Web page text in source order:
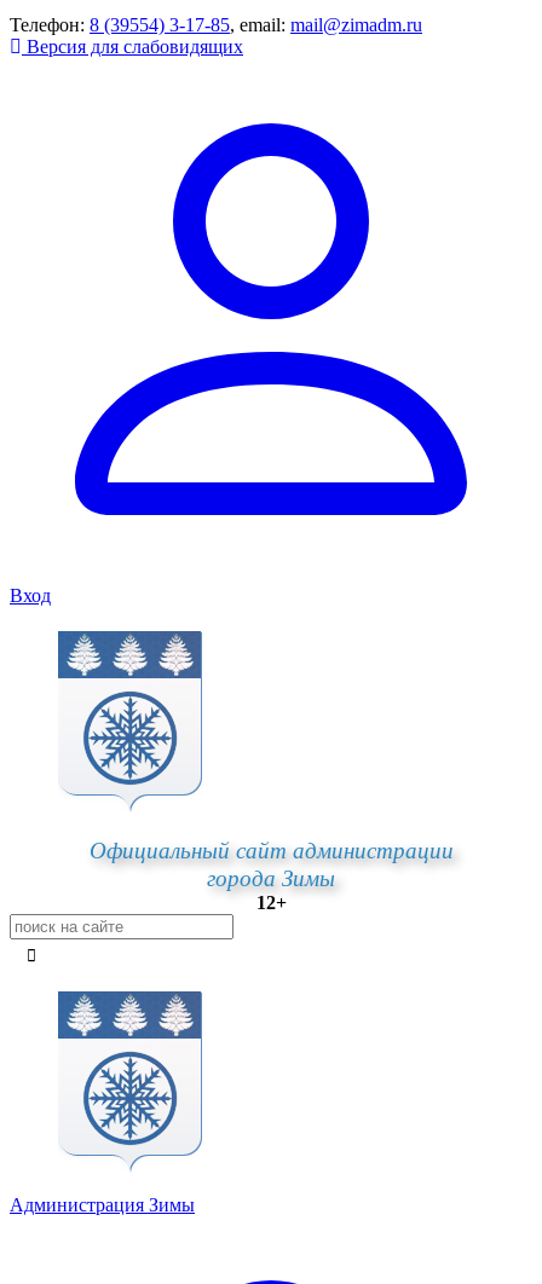
Телефон: 8 (39554) 3-17-85, email: mail@zimadm.ru
Версия для слабовидящих
Вход
Официальный сайт администрации
города Зимы
12+
Администрация Зимы